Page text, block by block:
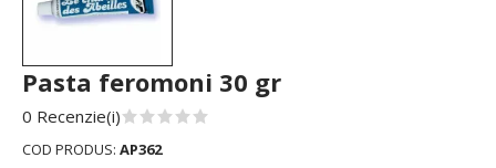
Pasta feromoni 30 gr
0 Recenzie(i)
COD PRODUS: AP362